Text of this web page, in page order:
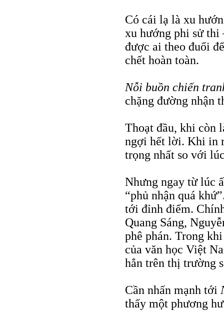
Có cái lạ là xu
xu hướng phi sử thi
được ai theo đuổi
chết hoàn toàn.
Nỗi buồn chiến
chặng đường nhận
Thoạt đầu, khi còn
ngợi hết lời. Khi in
trọng nhất so với
Nhưng ngay từ lúc
“phủ nhận quá
tới đỉnh điểm.
Quang Sáng,
phê phán. Trong
của văn học Việt
hẳn trên thị trường
Cần nhấn mạnh tới
thấy một phương